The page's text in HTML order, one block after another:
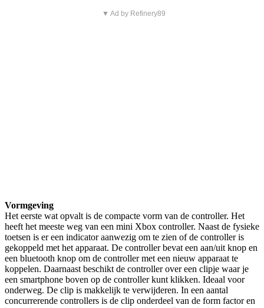
▼ Ad by Refinery89
Vormgeving
Het eerste wat opvalt is de compacte vorm van de controller. Het
heeft het meeste weg van een mini Xbox controller. Naast de fysieke
toetsen is er een indicator aanwezig om te zien of de controller is
gekoppeld met het apparaat. De controller bevat een aan/uit knop en
een bluetooth knop om de controller met een nieuw apparaat te
koppelen. Daarnaast beschikt de controller over een clipje waar je
een smartphone boven op de controller kunt klikken. Ideaal voor
onderweg. De clip is makkelijk te verwijderen. In een aantal
concurrerende controllers is de clip onderdeel van de form factor en